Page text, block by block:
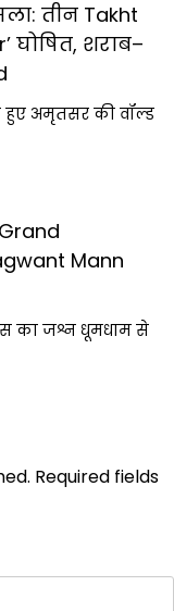
तीन Takht
घोषित, शराब–
अमृतसर की वॉल्ड
Mann
का जश्न धूमधाम से
Required fields